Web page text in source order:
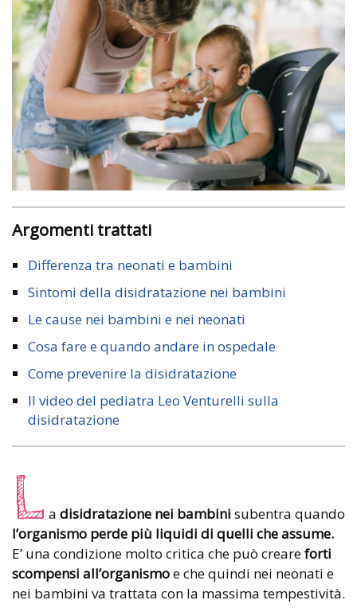
Argomenti trattati
Differenza tra neonati e bambini
Sintomi della disidratazione nei bambini
Le cause nei bambini e nei neonati
Cosa fare e quando andare in ospedale
Come prevenire la disidratazione
Il video del pediatra Leo Venturelli sulla
disidratazione
L a disidratazione nei bambini subentra quando
l’organismo perde più liquidi di quelli che assume.
E’ una condizione molto critica che può creareforti
scompensi all’organismoe che quindi nei neonati e
nei bambini va trattata con la massima tempestività.